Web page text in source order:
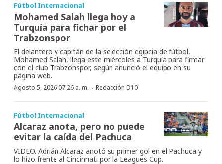
Fútbol Internacional
Mohamed Salah llega hoy a
Turquía para fichar por el
Trabzonspor
El delantero y capitán de la selección egipcia de fútbol,
Mohamed Salah, llega este miércoles a Turquía para firmar
con el club Trabzonspor, según anunció el equipo en su
página web.
Agosto 5, 2026 07:26 a. m. · Redacción D10
Fútbol Internacional
Alcaraz anota, pero no puede
evitar la caída del Pachuca
VIDEO. Adrián Alcaraz anotó su primer gol en el Pachuca y
lo hizo frente al Cincinnati por la Leagues Cup.